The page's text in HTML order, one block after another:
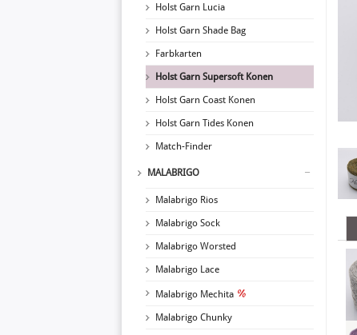
Holst Garn Lucia
Holst Garn Shade Bag
Farbkarten
Holst Garn Supersoft Konen
Holst Garn Coast Konen
Holst Garn Tides Konen
Match-Finder
MALABRIGO
Malabrigo Rios
Malabrigo Sock
Malabrigo Worsted
Malabrigo Lace
Malabrigo Mechita
Malabrigo Chunky